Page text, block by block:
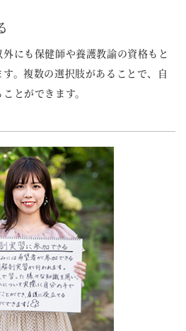
にも保健師や養護教諭の資格もと
。複数の選択肢があることで、自
とができます。